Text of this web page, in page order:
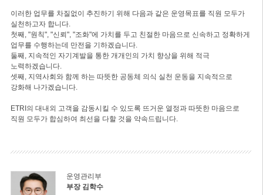
이러한 업무를 차질없이 추진하기 위해 다음과 같은 운영목표를 직원 모두가
실천하고자 합니다.
첫째, "원칙", "신뢰", "조화"에 가치를 두고 친절한 마음으로 신속하고 정확하게
업무를 수행하는데 만전을 기하겠습니다.
둘째, 지속적인 자기계발을 통한 개개인의 가치 향상을 위해 적극
노력하겠습니다.
셋째, 지역사회와 함께 하는 따뜻한 공동체 의식 실천 운동을 지속적으로
강화해 나가겠습니다.
ETRI의 대내외 고객을 감동시킬 수 있도록 뜨거운 열정과 따뜻한 마음으로
직원 모두가 합심하여 최선을 다할 것을 약속드립니다.
운영관리부
부장 김학수